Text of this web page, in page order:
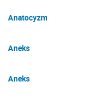
Anatocyzm
Aneks
Aneks